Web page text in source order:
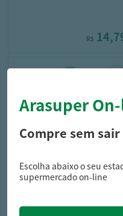
R$
turma da xuxa
Shampoo Turma Xuxa
Arasuper
Compre sem sair
Escolha abaixo o seu
supermercado on-line